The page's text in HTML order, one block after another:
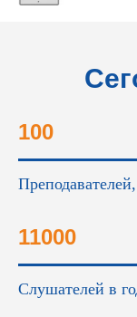
100
11000
Слушателей в